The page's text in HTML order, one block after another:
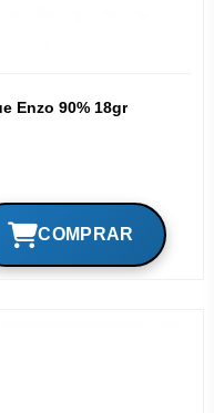
Enzo 90% 18gr